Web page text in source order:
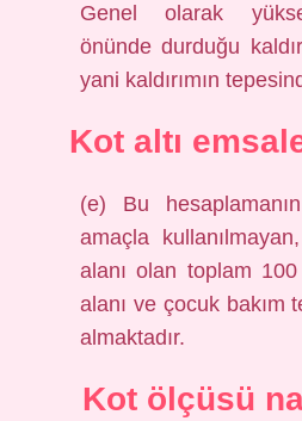
Genel olarak
önünde durduğu
yani kaldırımın
Kot altı
(e) Bu
amaçla
alanı olan toplam
alanı ve çocuk bakım
almaktadır.
Kot ölçüsü